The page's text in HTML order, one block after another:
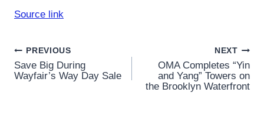
Source link
Post
navigation
PREVIOUS
Save Big During
Wayfair’s Way Day Sale
NEXT
OMA Completes “Yin
and Yang” Towers on
the Brooklyn Waterfront